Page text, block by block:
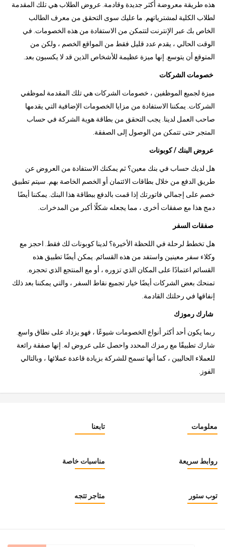
هذه طريقة معروضة أكثر جديدة وقادمة. عروض الطلاب هي تلك المقدمة
لطلاب الكلية لمشترياتهم. ما عليك سوى التحقق من معرف الطالب
الخاص بك عبر الإنترنت لتتمكن من الاستفادة من هذه الخصومات. في
الوقت الحالي ، يقدم عدد قليل فقط من المواقع الخصم ، ولكن من
المتوقع أن يتوسع. إنها ميزة عظيمة للأشخاص الذين قد لا يكسبون بعد.
خصومات الشركات
ميزة لجميع الموظفين ، خصومات الشركات هي تلك المقدمة لموظفي
الشركات. يمكننا الاستفادة من مزايا الخصومات الإضافية التي يقدمها
صاحب العمل لدينا. يجب التحقق من بطاقة هوية الشركة في حساب
المتجر حتى تتمكن من الوصول إلى الصفقة.
عروض البنك / كوبونات
هل لديك حساب في بنك معين؟ ثم يمكنك الاستفادة من العروض عن
طريق الدفع من خلال بطاقات الائتمان أو الخصم الخاصة بهم. سيتم تطبيق
خصم على إجمالي فاتورتك إذا قمت بالدفع ببطاقة هذا البنك. يمكننا أيضًا
دمج هذا مع صفقات أخرى ، مما يجعله شكلًا أكبر من المدخرات.
صفقات السفر
هل تخطط لرحلة في اللحظة الأخيرة؟ لدينا كوبونات لك فقط. احجز مع
وكلاء سفر معينين واستفد من هذه القسائم. يمكن أيضًا تطبيق هذه
القسائم اعتمادًا على المكان الذي تزوره ، أو مع المنتجع الذي تحجزه.
تمنحك بعض الشركات أيضًا خيار تجميع نقاط السفر ، والتي يمكننا بعد ذلك
إنفاقها في رحلتك القادمة.
شارك رموزك
ربما يكون أحد أكثر أنواع الخصومات شيوعًا ، فهو يزداد على نطاق واسع.
شارك تطبيقًا مع رمزك المحدد واحصل على عروض له. إنها صفقة رائعة
للعملاء الحاليين ، كما أنها تسمح للشركة بزيادة قاعدة عملائها ، وبالتالي
الفوز.
تابعنا معلومات
مناسبات خاصة روابط سريعة
متاجر تتجه توب ستور